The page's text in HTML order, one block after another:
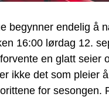
begynner endelig å
16:00 lørdag 12.
en glatt seier
ikke det som pleier
for sesongen.